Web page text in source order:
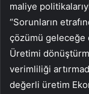
maliye
“Sorunların
çözümü geleceğe
Üretimi
verimliliği
değerli üretim